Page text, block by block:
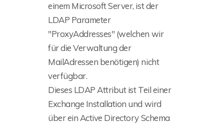
einem Microsoft Server, ist der
LDAP Parameter
"ProxyAddresses" (welchen wir
für die Verwaltung der
MailAdressen benötigen) nicht
verfügbar.
Dieses LDAP Attribut ist Teil einer
Exchange Installation und wird
über ein Active Directory Schema